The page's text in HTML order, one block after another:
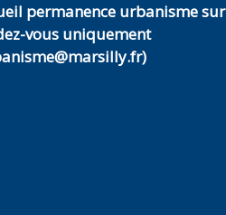
permanence urbanisme sur
vous uniquement